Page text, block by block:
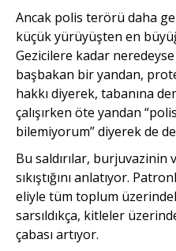
Ancak polis terörü daha
küçük yürüyüşten en
Gezicilere kadar
başbakan bir yandan,
hakkı diyerek, tabanına
çalışırken öte yandan
bilemiyorum” diyerek de
Bu saldırılar, burjuvazinin
sıkıştığını anlatıyor.
eliyle tüm toplum
sarsıldıkça, kitleler
çabası artıyor.